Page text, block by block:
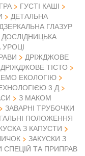
ГРА
ГУСТІ КАШІ
ДЕТАЛЬНА
ГЛАЗУР
ДОСЛІДНИЦЬКА
ДРІЖДЖОВЕ
ДРІЖДЖОВЕ ТІСТО
ЕКОЛОГІЮ
3 Д
З МАКОМ
ЗАВАРНІ ТРУБОЧКИ
ПОЛОЖЕННЯ
З КАПУСТИ
ЗАКУСКИ З
СПЕЦІЙ ТА ПРИПРАВ